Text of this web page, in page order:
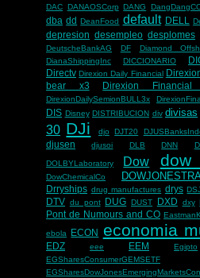
DAC
DANAOSCorp DANG
dba dd DeanFood default DELL
depresion desempleo desplomes
DeutscheBankAG DF
Diamond
DianaShippingInc
DICCIONARIO
Directv Direxion Daily Financial
bear x3
Direxion
DirexionDailySemionBULL3x
DIS Disney DISTRIBUCION div divisas
30 DJi djo DJT20
djusen djusoi DLB DNN
DOLBYLaboratory Dow dow
DowChemicalCo
Drryships drug manufactures drys
DTV du pont DUG DUST DXD dxy
Pont de Numours and CO
ebola ECON economia
EDZ eee EEM Egipto
EGSharesConsumerGEMSETF